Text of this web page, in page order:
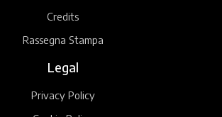
Credits
Rassegna Stampa
Legal
Privacy Policy